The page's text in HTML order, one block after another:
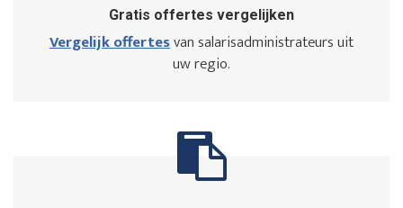
Gratis offertes vergelijken
Vergelijk offertesvan salarisadministrateurs uit
uw regio.